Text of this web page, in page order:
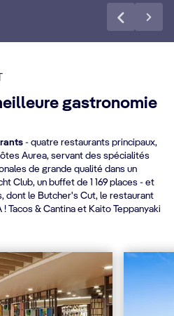
gastronomie
- quatre restaurants principaux,
Aurea, servant des spécialités
de grande qualité dans un
Club, un buffet de 1 169 places - et
dont le Butcher's Cut, le restaurant
Tacos & Cantina et Kaito Teppanyaki